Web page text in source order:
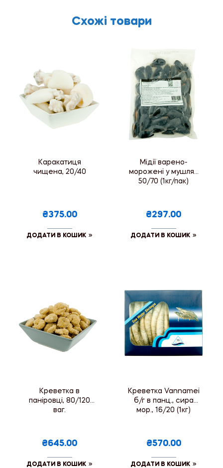
Схожі товари
Каракатиця
чищена, 20/40
₴375.00
ДОДАТИ В КОШИК
Мідії варено-
морожені у мушлях
50/70 (1кг/пак)
₴297.00
ДОДАТИ В КОШИК
Креветка в
паніровці, 80/120
ваг.
₴645.00
ДОДАТИ В КОШИК
Креветка Vannamei
б/г в панц., сира
мор., 16/20 (1кг)
₴570.00
ДОДАТИ В КОШИК